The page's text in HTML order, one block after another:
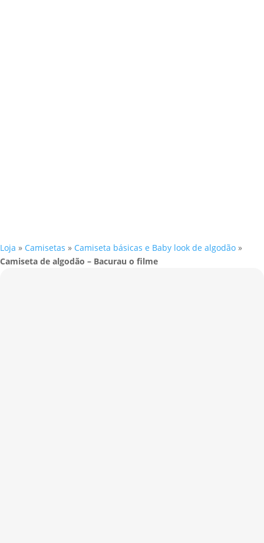
Loja » Camisetas » Camiseta básicas e Baby look de algodão »
Camiseta de algodão – Bacurau o filme